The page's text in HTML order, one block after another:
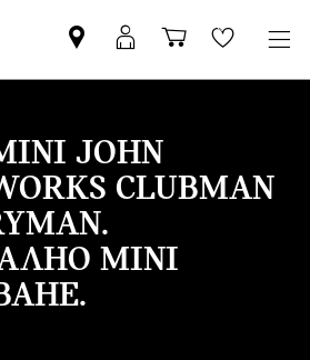
Намерете
партньор
Вход
в
Количка
за
Wishlist
JOHN
CLUBMAN
MINI